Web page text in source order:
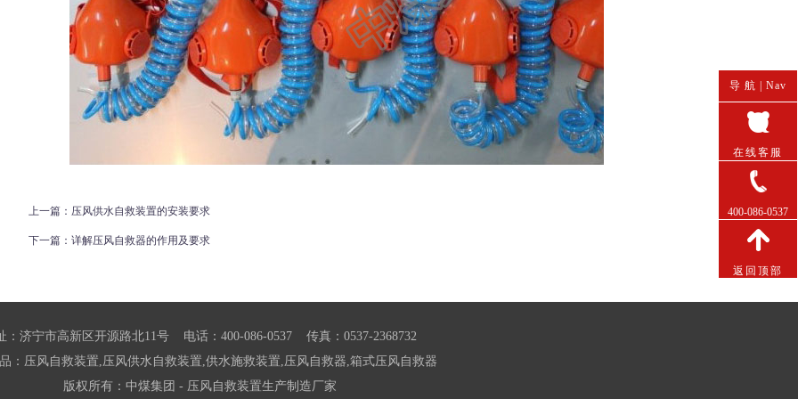
上一篇： 压风供水自救装置的安装要求
下一篇： 详解压风自救器的作用及要求
：济宁市高新区开源路北11号 电话：400-086-0537 传真：0537-2368732
：压风自救装置,压风供水自救装置,供水施救装置,压风自救器,箱式压风自救器
版权所有：中煤集团 - 压风自救装置生产制造厂家
导 航 | Nav
在线客服
400-086-0537
返回顶部